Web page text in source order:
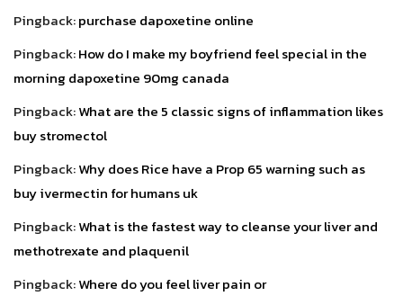
Pingback:purchase dapoxetine online
Pingback:How do I make my boyfriend feel special in the
morning dapoxetine 90mg canada
Pingback:What are the 5 classic signs of inflammation likes
buy stromectol
Pingback:Why does Rice have a Prop 65 warning such as
buy ivermectin for humans uk
Pingback:What is the fastest way to cleanse your liver and
methotrexate and plaquenil
Pingback:Where do you feel liver pain or